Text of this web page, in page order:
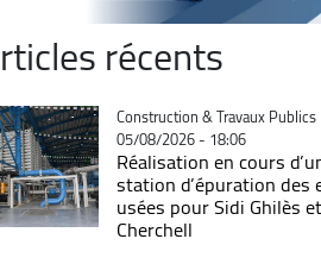
récents
Catégorie
Construction & Travaux Publics
05/08/2026 - 18:06
Réalisation en cours
station d’épuration des
usées pour Sidi Ghilès et
Cherchell